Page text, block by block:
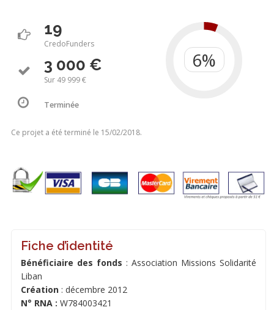
19
CredoFunders
3 000 €
Sur 49 999 €
Terminée
Ce projet a été terminé le 15/02/2018.
Fiche d’identité
Bénéficiaire des fonds : Association Missions Solidarité
Liban
Création : décembre 2012
N° RNA : W784003421